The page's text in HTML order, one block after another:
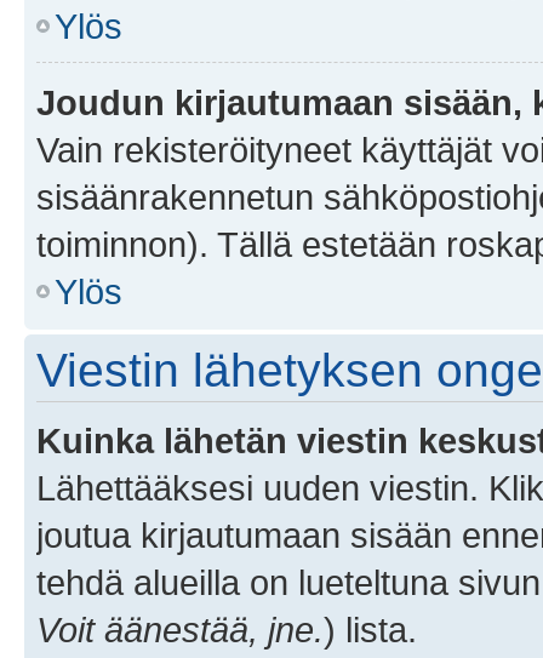
Ylös
Joudun kirjautumaan sisään,
Vain rekisteröityneet käyttäjät
sisäänrakennetun
toiminnon). Tällä estetään
Ylös
Viestin lähetyksen
Kuinka lähetän viestin
Lähettääksesi uuden viestin.
joutua kirjautumaan sisään
tehdä alueilla on lueteltuna
Voit äänestää, jne.) lista.